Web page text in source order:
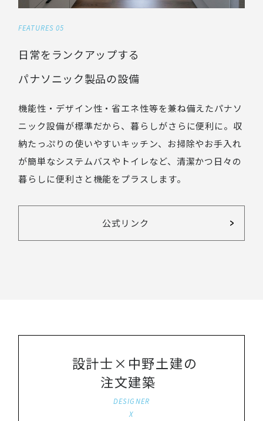
FEATURES 05
日常をランクアップする
パナソニック製品の設備
機能性・デザイン性・省エネ性等を兼ね備えたパナソ
ニック設備が標準だから、暮らしがさらに便利に。収
納たっぷりの使いやすいキッチン、お掃除やお手入れ
が簡単なシステムバスやトイレなど、清潔かつ日々の
暮らしに便利さと機能をプラスします。
公式リンク
設計士×中野土建の
注文建築
DESIGNER
X